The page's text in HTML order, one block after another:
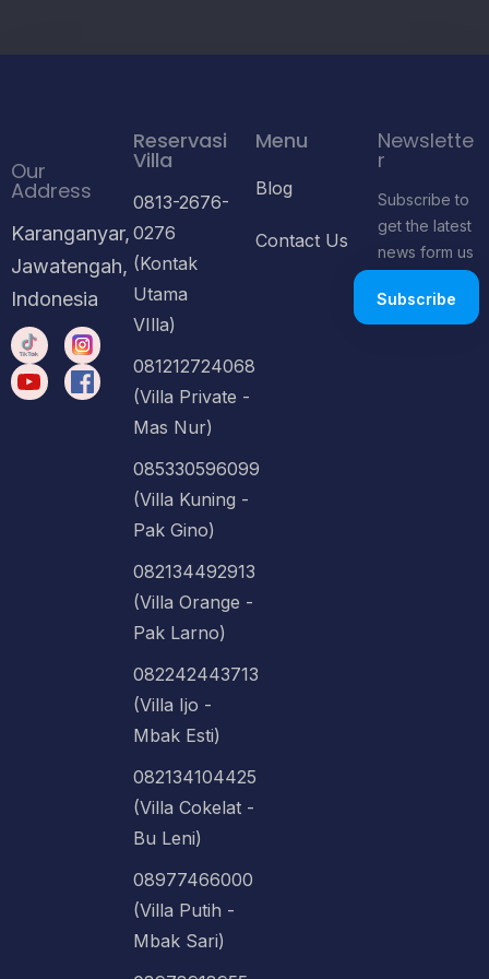
Our
Address
Karanganyar,
Jawatengah,
Indonesia
Reservasi
Villa
0813-2676-
0276
(Kontak
Utama
VIlla)
081212724068
(Villa Private -
Mas Nur)
085330596099
(Villa Kuning -
Pak Gino)
082134492913
(Villa Orange -
Pak Larno)
082242443713
(Villa Ijo -
Mbak Esti)
082134104425
(Villa Cokelat -
Bu Leni)
08977466000
(Villa Putih -
Mbak Sari)
Menu
Blog
Contact Us
Newslette
r
Subscribe to
get the latest
news form us